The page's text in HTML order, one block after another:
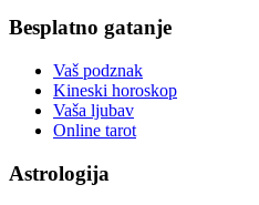
Besplatno gatanje
Vaš podznak
Kineski horoskop
Vaša ljubav
Online tarot
Astrologija